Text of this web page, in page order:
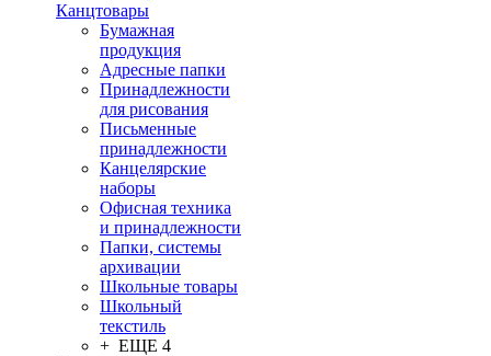
Канцтовары
Бумажная
продукция
Адресные папки
Принадлежности
для рисования
Письменные
принадлежности
Канцелярские
наборы
Офисная техника
и принадлежности
Папки, системы
архивации
Школьные товары
Школьный
текстиль
+ ЕЩЕ 4